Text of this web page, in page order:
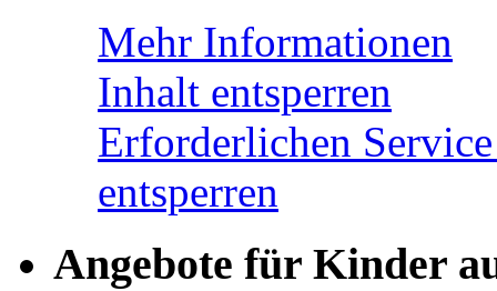
Mehr Informationen
Inhalt entsperren
Erforderlichen
entsperren
Angebote für Kinder